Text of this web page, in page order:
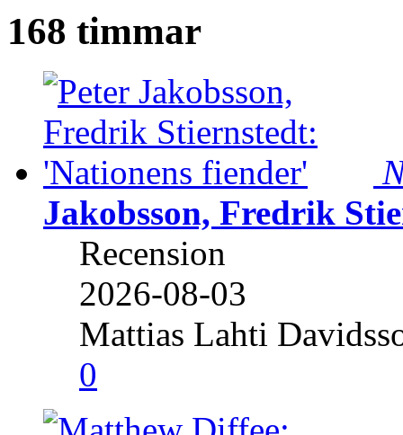
168 timmar
Jakobsson, Fredrik
Recension
2026-08-03
Mattias Lahti
0